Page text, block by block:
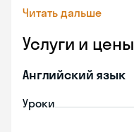
Читать дальше
Услуги и цены
Английский язык
Уроки